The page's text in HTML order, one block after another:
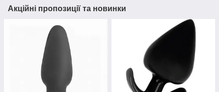
Акційні пропозиції та новинки